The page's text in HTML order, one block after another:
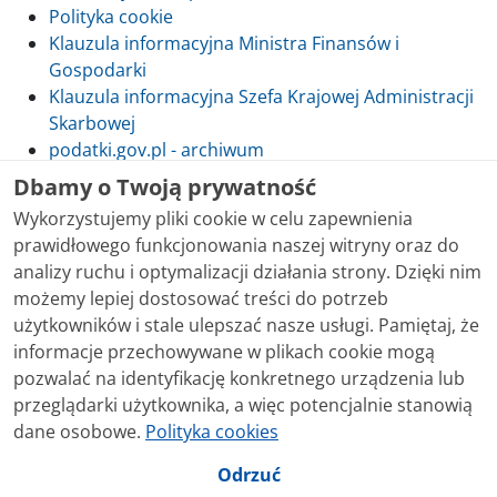
Polityka cookie
Klauzula informacyjna Ministra Finansów i
Gospodarki
Klauzula informacyjna Szefa Krajowej Administracji
Skarbowej
podatki.gov.pl - archiwum
Skontaktuj się z nami
Treści zamieszczone w serwisie udostępniamy
bezpłatnie. Korzystanie z treści opublikowanych w
serwisie podatki.gov.pl, niezależnie od celu i sposobu
korzystania, nie wymaga zgody Ministerstwa Finansów.
Treści znaczone w serwisie jako treści będące
przedmiotem praw autorskich, o ile nie jest to
stwierdzone inaczej, są udostępniane na licencji
Dbamy o Twoją prywatność
Wykorzystujemy pliki cookie w celu zapewnienia
prawidłowego funkcjonowania naszej witryny oraz do
analizy ruchu i optymalizacji działania strony. Dzięki nim
możemy lepiej dostosować treści do potrzeb
użytkowników i stale ulepszać nasze usługi. Pamiętaj, że
informacje przechowywane w plikach cookie mogą
pozwalać na identyfikację konkretnego urządzenia lub
przeglądarki użytkownika, a więc potencjalnie stanowią
dane osobowe. Polityka cookies
Odrzuć